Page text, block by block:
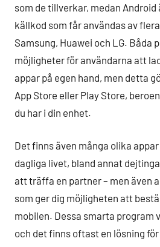
som de tillverkar, medan Android
källkod som får användas av
Samsung, Huawei och LG. Båda
möjligheter för användarna att
appar på egen hand, men detta
App Store eller Play Store,
du har i din enhet.
Det finns även många olika
dagliga livet, bland annat
att träffa en partner – men även
som ger dig möjligheten att
mobilen. Dessa smarta program
och det finns oftast en lösning